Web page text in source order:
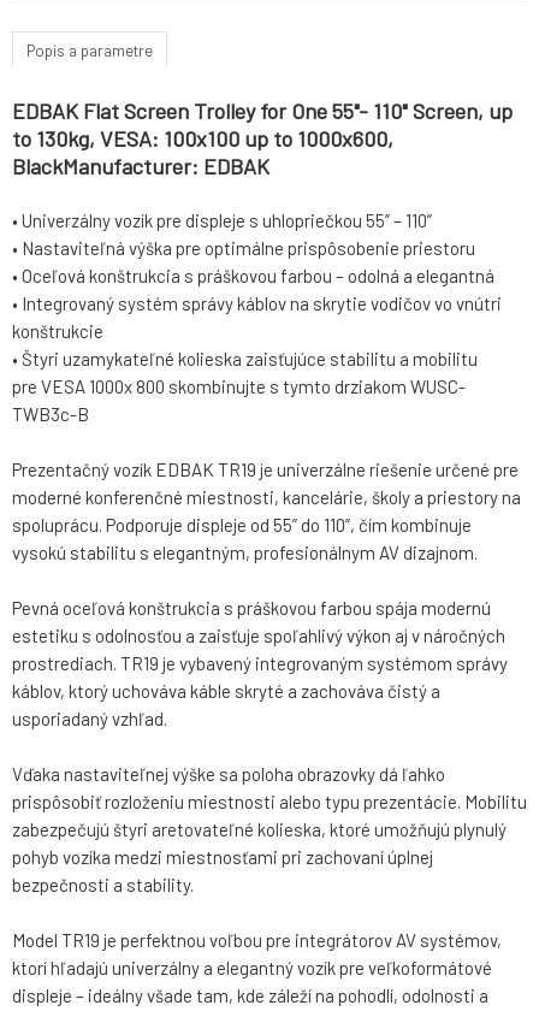
Popis a parametre
EDBAK Flat Screen Trolley for One 55"- 110" Screen, up
to 130kg, VESA: 100x100 up to 1000x600,
BlackManufacturer: EDBAK
• Univerzálny vozík pre displeje s uhlopriečkou 55” – 110”
• Nastaviteľná výška pre optimálne prispôsobenie priestoru
• Oceľová konštrukcia s práškovou farbou – odolná a elegantná
• Integrovaný systém správy káblov na skrytie vodičov vo vnútri
konštrukcie
• Štyri uzamykateľné kolieska zaisťujúce stabilitu a mobilitu
pre VESA 1000x 800 skombinujte s tymto drziakom WUSC-
TWB3c-B
Prezentačný vozík EDBAK TR19 je univerzálne riešenie určené pre
moderné konferenčné miestnosti, kancelárie, školy a priestory na
spoluprácu. Podporuje displeje od 55” do 110”, čím kombinuje
vysokú stabilitu s elegantným, profesionálnym AV dizajnom.
Pevná oceľová konštrukcia s práškovou farbou spája modernú
estetiku s odolnosťou a zaisťuje spoľahlivý výkon aj v náročných
prostrediach. TR19 je vybavený integrovaným systémom správy
káblov, ktorý uchováva káble skryté a zachováva čistý a
usporiadaný vzhľad.
Vďaka nastaviteľnej výške sa poloha obrazovky dá ľahko
prispôsobiť rozloženiu miestnosti alebo typu prezentácie. Mobilitu
zabezpečujú štyri aretovateľné kolieska, ktoré umožňujú plynulý
pohyb vozíka medzi miestnosťami pri zachovaní úplnej
bezpečnosti a stability.
Model TR19 je perfektnou voľbou pre integrátorov AV systémov,
ktorí hľadajú univerzálny a elegantný vozík pre veľkoformátové
displeje – ideálny všade tam, kde záleží na pohodlí, odolnosti a